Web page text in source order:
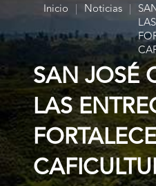
Inicio | Noticias |
SAN JOSÉ
LAS